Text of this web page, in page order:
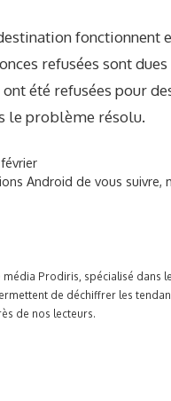
fonctionnent
refusées sont
été refusées pour
le problème résolu.
Android de vous suivre,
Prodiris, spécialisé dans
de déchiffrer les
de nos lecteurs.